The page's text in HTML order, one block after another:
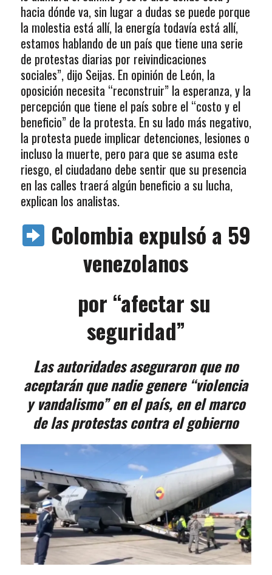
hacia dónde va, sin lugar a dudas se puede porque
la molestia está allí, la energía todavía está allí,
estamos hablando de un país que tiene una serie
de protestas diarias por reivindicaciones
sociales”, dijo Seijas. En opinión de León, la
oposición necesita “reconstruir” la esperanza, y la
percepción que tiene el país sobre el “costo y el
beneficio” de la protesta. En su lado más negativo,
la protesta puede implicar detenciones, lesiones o
incluso la muerte, pero para que se asuma este
riesgo, el ciudadano debe sentir que su presencia
en las calles traerá algún beneficio a su lucha,
explican los analistas.
Colombia expulsó a 59
venezolanos
por “afectar su
seguridad”
Las autoridades aseguraron que no
aceptarán que nadie genere “violencia
y vandalismo” en el país, en el marco
de las protestas contra el gobierno